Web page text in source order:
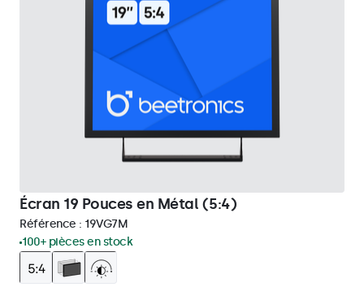
Écran 19 Pouces en Métal (5:4)
Référence : 19VG7M
100+ pièces en stock